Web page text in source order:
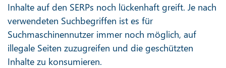
Inhalte auf den SERPs noch lückenhaft greift. Je nach
verwendeten Suchbegriffen ist es für
Suchmaschinennutzer immer noch möglich, auf
illegale Seiten zuzugreifen und die geschützten
Inhalte zu konsumieren.